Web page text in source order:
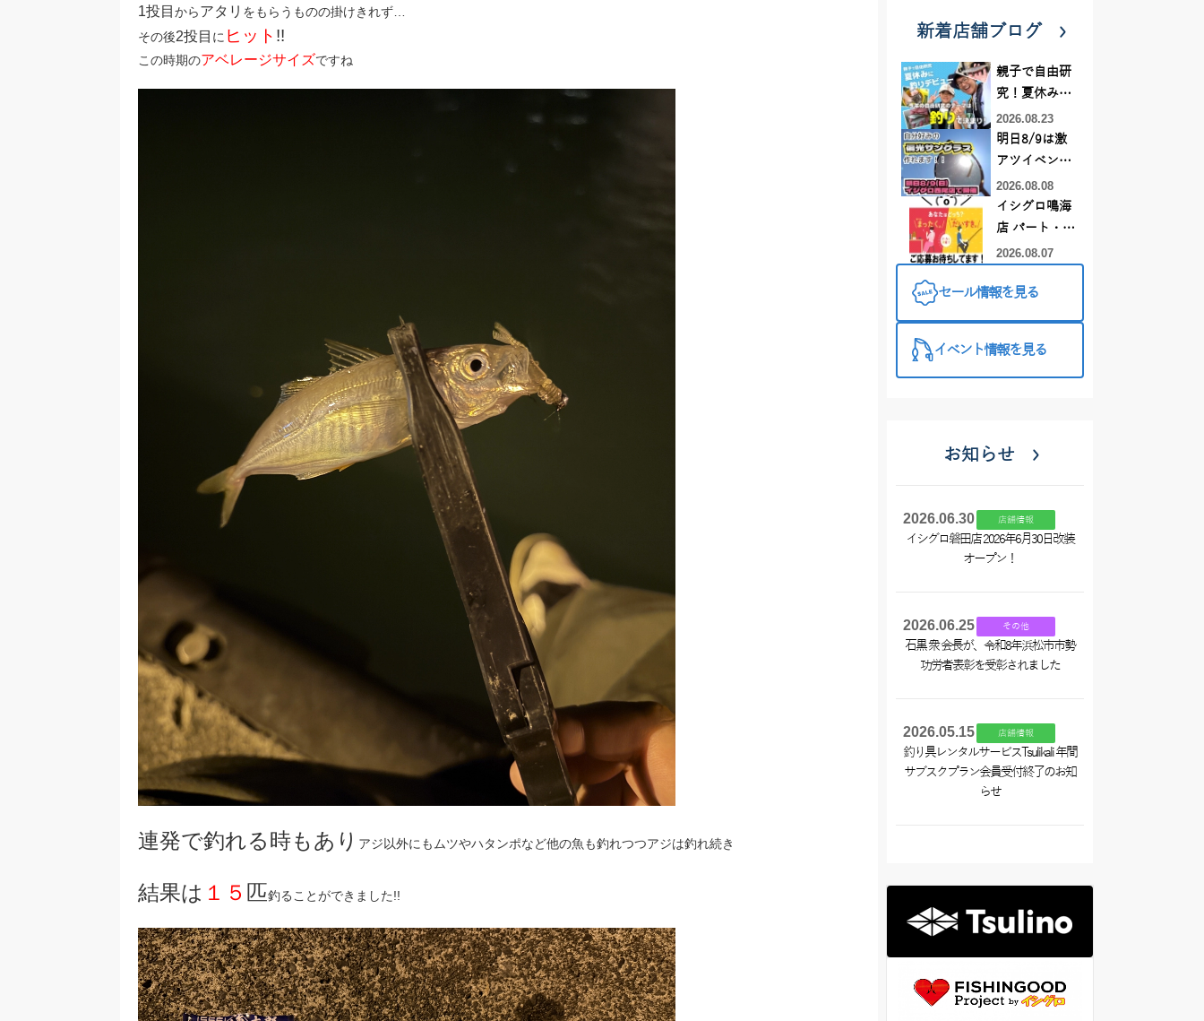
1投目 からアタリ をもらうものの掛けきれず…
その後2投目 に ヒット !!
この時期のアベレージサイズですね
連発で釣れる時もあり アジ以外にもムツやハタンポなど他の魚も釣れつつアジは釣れ続き
結果は １５ 匹釣ることができました!!
新着店舗ブログ
親子で自由研
究！夏休みに
釣りデビュー
2026.08.23
明日8/9は激
アツイベント
日！！！～オ
ーダー偏光グ
ラス受注会～
2026.08.08
イシグロ鳴海
店 パート・ア
ルバイトスタ
募集中！
2026.08.07
セール情報を見る
イベント情報を見る
お知らせ
2026.06.30 店舗情報
イシグロ磐田店 2026年6月30日改装
オープン！
2026.06.25 その他
石黒 衆 会長が、令和8年浜松市市勢
功労者表彰を受彰されました
2026.05.15 店舗情報
釣り具レンタルサービスTsulikali 年間
サブスクプラン会員受付終了のお知
らせ